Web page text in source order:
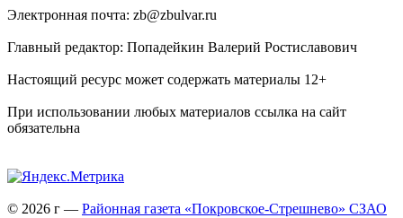
Электронная почта: zb@zbulvar.ru
Главный редактор: Попадейкин Валерий Ростиславович
Настоящий ресурс может содержать материалы 12+
При использовании любых материалов ссылка на сайт
обязательна
© 2026 г — Районная газета «Покровское-Стрешнево» СЗАО